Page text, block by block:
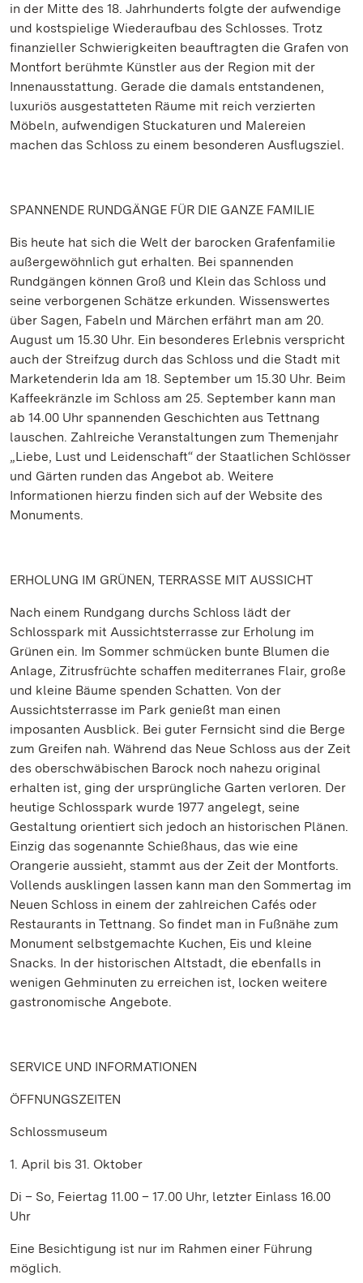
in der Mitte des 18. Jahrhunderts folgte der aufwendige
und kostspielige Wiederaufbau des Schlosses. Trotz
finanzieller Schwierigkeiten beauftragten die Grafen von
Montfort berühmte Künstler aus der Region mit der
Innenausstattung. Gerade die damals entstandenen,
luxuriös ausgestatteten Räume mit reich verzierten
Möbeln, aufwendigen Stuckaturen und Malereien
machen das Schloss zu einem besonderen Ausflugsziel.
SPANNENDE RUNDGÄNGE FÜR DIE GANZE FAMILIE
Bis heute hat sich die Welt der barocken Grafenfamilie
außergewöhnlich gut erhalten. Bei spannenden
Rundgängen können Groß und Klein das Schloss und
seine verborgenen Schätze erkunden. Wissenswertes
über Sagen, Fabeln und Märchen erfährt man am 20.
August um 15.30 Uhr. Ein besonderes Erlebnis verspricht
auch der Streifzug durch das Schloss und die Stadt mit
Marketenderin Ida am 18. September um 15.30 Uhr. Beim
Kaffeekränzle im Schloss am 25. September kann man
ab 14.00 Uhr spannenden Geschichten aus Tettnang
lauschen. Zahlreiche Veranstaltungen zum Themenjahr
„Liebe, Lust und Leidenschaft“ der Staatlichen Schlösser
und Gärten runden das Angebot ab. Weitere
Informationen hierzu finden sich auf der Website des
Monuments.
ERHOLUNG IM GRÜNEN, TERRASSE MIT AUSSICHT
Nach einem Rundgang durchs Schloss lädt der
Schlosspark mit Aussichtsterrasse zur Erholung im
Grünen ein. Im Sommer schmücken bunte Blumen die
Anlage, Zitrusfrüchte schaffen mediterranes Flair, große
und kleine Bäume spenden Schatten. Von der
Aussichtsterrasse im Park genießt man einen
imposanten Ausblick. Bei guter Fernsicht sind die Berge
zum Greifen nah. Während das Neue Schloss aus der Zeit
des oberschwäbischen Barock noch nahezu original
erhalten ist, ging der ursprüngliche Garten verloren. Der
heutige Schlosspark wurde 1977 angelegt, seine
Gestaltung orientiert sich jedoch an historischen Plänen.
Einzig das sogenannte Schießhaus, das wie eine
Orangerie aussieht, stammt aus der Zeit der Montforts.
Vollends ausklingen lassen kann man den Sommertag im
Neuen Schloss in einem der zahlreichen Cafés oder
Restaurants in Tettnang. So findet man in Fußnähe zum
Monument selbstgemachte Kuchen, Eis und kleine
Snacks. In der historischen Altstadt, die ebenfalls in
wenigen Gehminuten zu erreichen ist, locken weitere
gastronomische Angebote.
SERVICE UND INFORMATIONEN
ÖFFNUNGSZEITEN
Schlossmuseum
1. April bis 31. Oktober
Di – So, Feiertag 11.00 – 17.00 Uhr, letzter Einlass 16.00
Uhr
Eine Besichtigung ist nur im Rahmen einer Führung
möglich.